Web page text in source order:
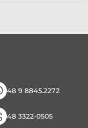
48 9 8845.2272
48 3322-0505